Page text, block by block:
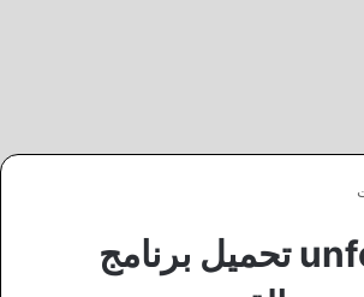
برنامج unfold تحميل برنامج